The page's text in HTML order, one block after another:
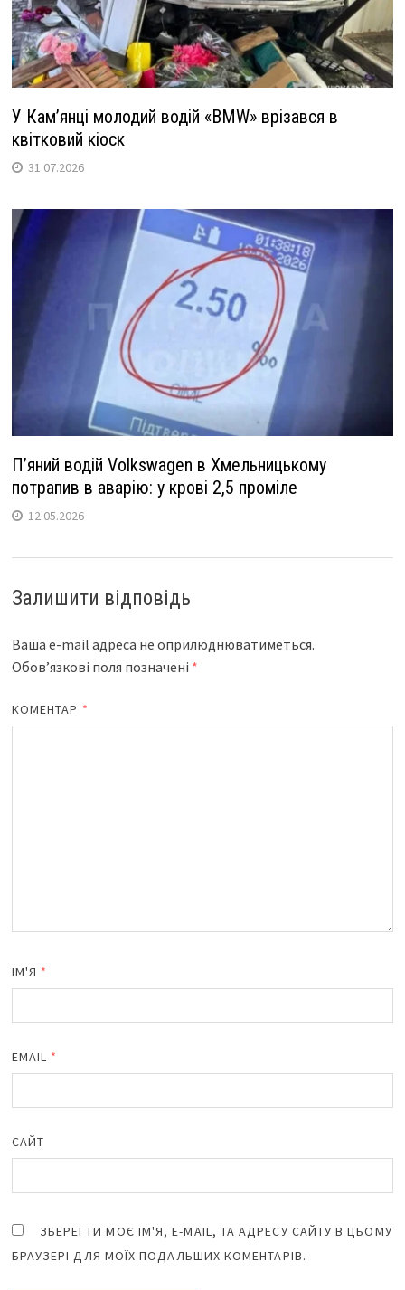
У Кам’янці молодий водій «BMW» врізався в
квітковий кіоск
31.07.2026
П’яний водій Volkswagen в Хмельницькому
потрапив в аварію: у крові 2,5 проміле
12.05.2026
Залишити відповідь
Ваша e-mail адреса не оприлюднюватиметься.
Обов’язкові поля позначені *
КОМЕНТАР *
ІМ'Я *
EMAIL *
САЙТ
ЗБЕРЕГТИ МОЄ ІМ'Я, E-MAIL, ТА АДРЕСУ САЙТУ В ЦЬОМУ
БРАУЗЕРІ ДЛЯ МОЇХ ПОДАЛЬШИХ КОМЕНТАРІВ.